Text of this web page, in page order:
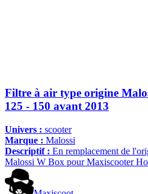
Filtre à air type origine
125 - 150 avant 2013
Univers : scooter
Marque : Malossi
Descriptif : En remplacement de
Malossi W Box pour Maxiscooter